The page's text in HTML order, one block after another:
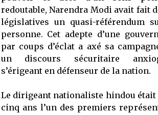
redoutable, Narendra Modi avait fait
législatives un quasi-référendum
personne. Cet adepte d’une
par coups d’éclat a axé sa
un discours sécuritaire
s’érigeant en défenseur de la nation.
Le dirigeant nationaliste hindou était
cinq ans l’un des premiers